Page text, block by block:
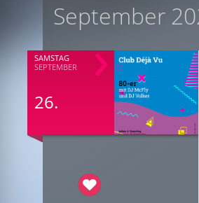
September
SAMSTAG
SEPTEMBER
26.